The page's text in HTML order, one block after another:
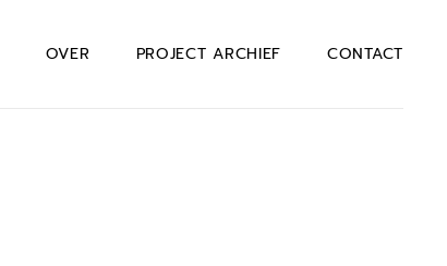
OVER PROJECT ARCHIEF CONTACT